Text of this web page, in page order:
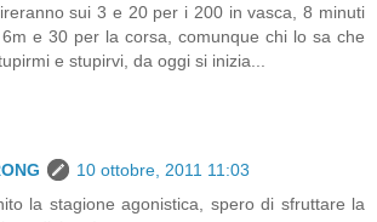
sui 3 e 20 per i 200 in vasca, 8 minuti
e 30 per la corsa, comunque chi lo sa che
e stupirvi, da oggi si inizia...
10 ottobre, 2011 11:03
la stagione agonistica, spero di sfruttare la